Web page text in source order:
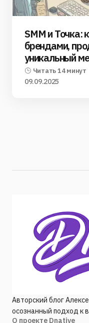
SMM и Точка:
брендами,
уникальный
Читать 14 минут
09.09.2025
Авторский блог
осознанный подход к
О проекте Dnative